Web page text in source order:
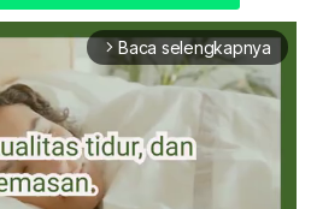
arrow_forward_ios Baca selengkapnya